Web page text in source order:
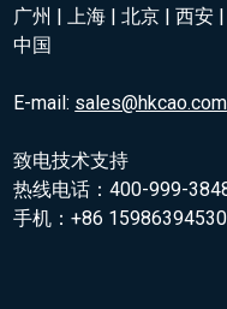
广州 | 上海 | 北京 | 西安
中国
E-mail: sales@hkcao.com
致电技术支持
热线电话：400-999-
手机：+86 15986394530